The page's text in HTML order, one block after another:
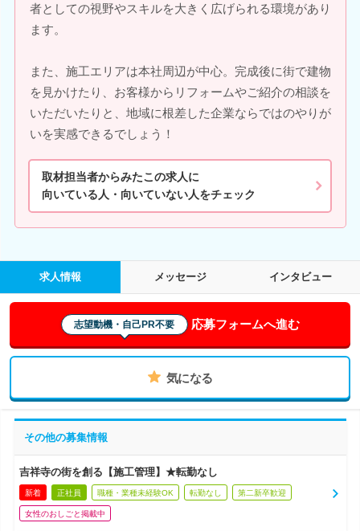
者としての視野やスキルを大きく広げられる環境があり
ます。
また、施工エリアは本社周辺が中心。完成後に街で建物
を見かけたり、お客様からリフォームやご紹介の相談を
いただいたりと、地域に根差した企業ならではのやりが
いを実感できるでしょう！
取材担当者からみたこの求人に
向いている人・向いていない人をチェック
求人情報 メッセージ インタビュー
志望動機・自己PR不要 応募フォームへ進む
気になる
その他の募集情報
吉祥寺の街を創る【施工管理】★転勤なし
新着 正社員 職種・業種未経験OK 転勤なし 第二新卒歓迎
女性のおしごと掲載中